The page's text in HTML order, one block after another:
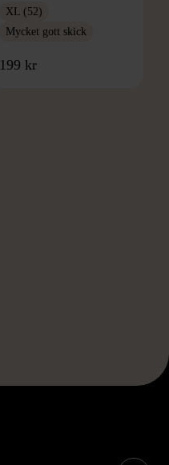
XL (52)
Mycket gott skick
199 kr